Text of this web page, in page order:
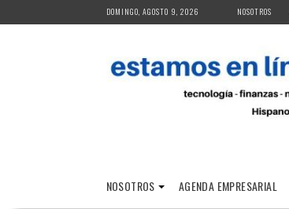
to
DOMINGO, AGOSTO 9, 2026 NOSOTROS
NOSOTROS AGENDA EMPRESARIAL